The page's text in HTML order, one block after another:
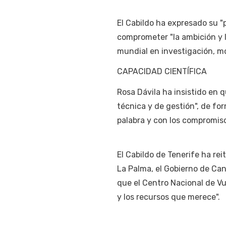
El Cabildo ha expresado su
comprometer "la ambición
mundial en investigación,
CAPACIDAD CIENTÍFICA
Rosa Dávila ha insistido en
técnica y de gestión", de
palabra y con los
El Cabildo de Tenerife ha
La Palma, el Gobierno de
que el Centro Nacional de
y los recursos que merece".